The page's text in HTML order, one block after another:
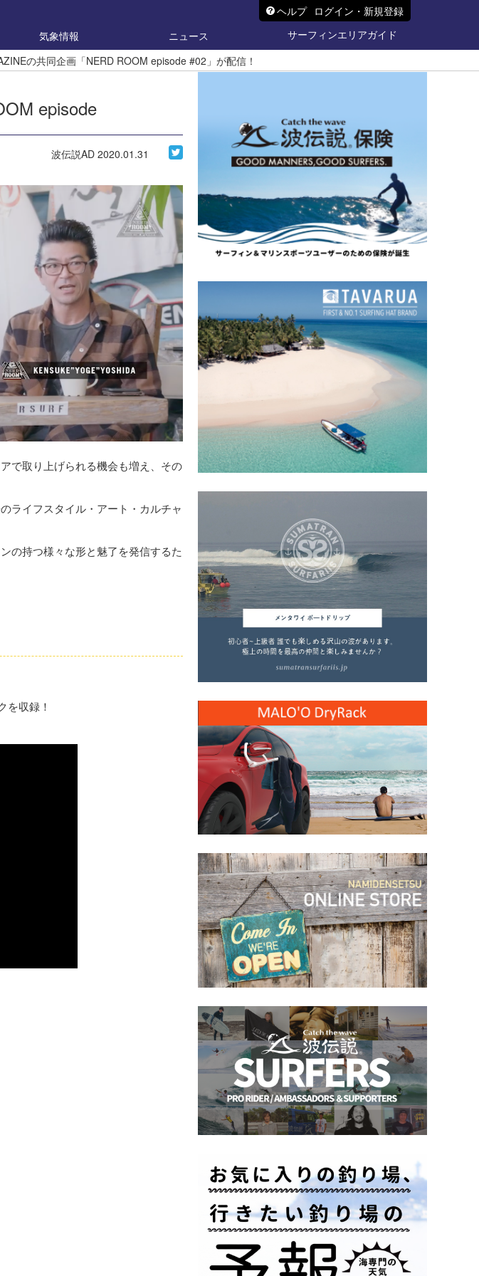
ヘルプ ログイン・新規登録
気象情報 ニュース
サーフィンエリアガイド
の共同企画「NERD ROOM episode #02」が配信！
episode
波伝説AD 2020.01.31
で取り上げられる機会も増え、その
ライフスタイル・アート・カルチャ
の持つ様々な形と魅了を発信するた
を収録！